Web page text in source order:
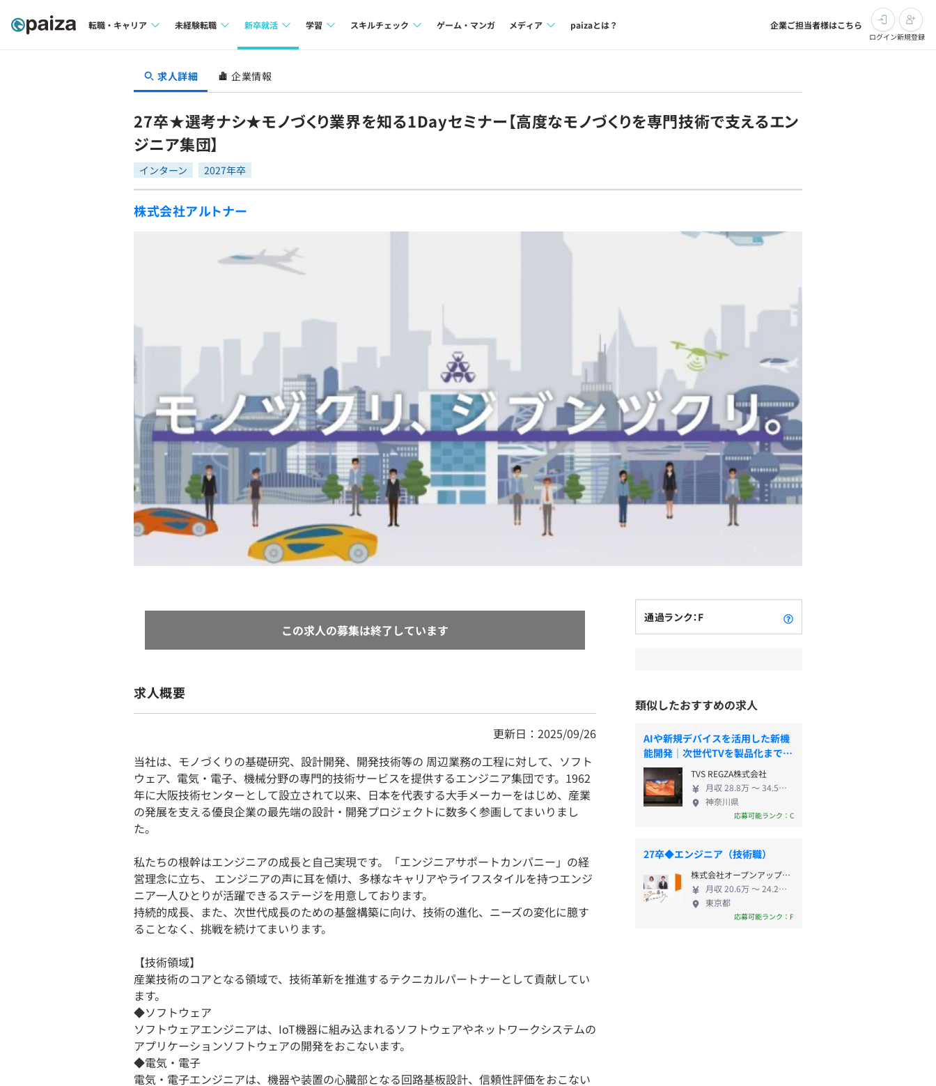
転職・キャリア
転職成功ガイド
未経験転職
求人検索
転職成功ガイド
新卒就活
本選考
学習
4択課題
リファレンス
スキルチェック
評価結果一覧
ゲーム・マンガ メディア
note
paizaとは？ 企業ご担当者様はこちら
ログイン新規登録
求人詳細 企業情報
27卒★選考ナシ★モノづくり業界を知る1Dayセミナー【高度なモノづくりを専門技術で支えるエン
ジニア集団】
インターン 2027年卒
株式会社アルトナー
この求人の募集は終了しています
求人概要
更新日：2025/09/26
当社は、モノづくりの基礎研究、設計開発、開発技術等の 周辺業務の工程に対して、ソフト
ウェア、電気・電子、機械分野の専門的技術サービスを提供するエンジニア集団です。1962
年に大阪技術センターとして設立されて以来、日本を代表する大手メーカーをはじめ、産業
の発展を支える優良企業の最先端の設計・開発プロジェクトに数多く参画してまいりまし
た。
私たちの根幹はエンジニアの成長と自己実現です。「エンジニアサポートカンパニー」の経
営理念に立ち、 エンジニアの声に耳を傾け、多様なキャリアやライフスタイルを持つエンジ
ニア一人ひとりが活躍できるステージを用意しております。
持続的成長、また、次世代成長のための基盤構築に向け、技術の進化、ニーズの変化に臆す
ることなく、挑戦を続けてまいります。
【技術領域】
産業技術のコアとなる領域で、技術革新を推進するテクニカルパートナーとして貢献してい
ます。
◆ソフトウェア
ソフトウェアエンジニアは、IoT機器に組み込まれるソフトウェアやネットワークシステムの
アプリケーションソフトウェアの開発をおこないます。
◆電気・電子
電気・電子エンジニアは、機器や装置の心臓部となる回路基板設計、信頼性評価をおこない
通過ランク：F
類似したおすすめの求人
AIや新規デバイスを活用した新機
能開発｜次世代TVを製品化までリ
ード
TVS REGZA株式会社​
月収 28.8万 〜 34.5万円
神奈川県
応募可能ランク：C
27卒◆エンジニア（技術職）
株式会社オープンアップネクストエンジニア
月収 20.6万 〜 24.2万円
東京都
応募可能ランク：F